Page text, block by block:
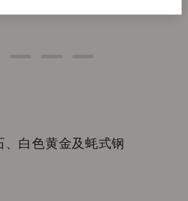
白色黄金及蚝式钢